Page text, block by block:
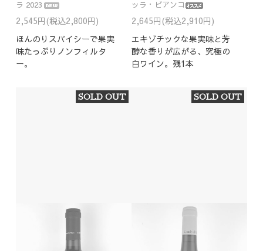
ラ 2023
2,545円(税込2,800円)
ほんのりスパイシーで果実
味たっぷりノンフィルタ
ー。
ッラ・ビアンコ
2,645円(税込2,910円)
エキゾチックな果実味と芳
醇な香りが広がる、究極の
白ワイン。残1本
SOLD OUT SOLD OUT